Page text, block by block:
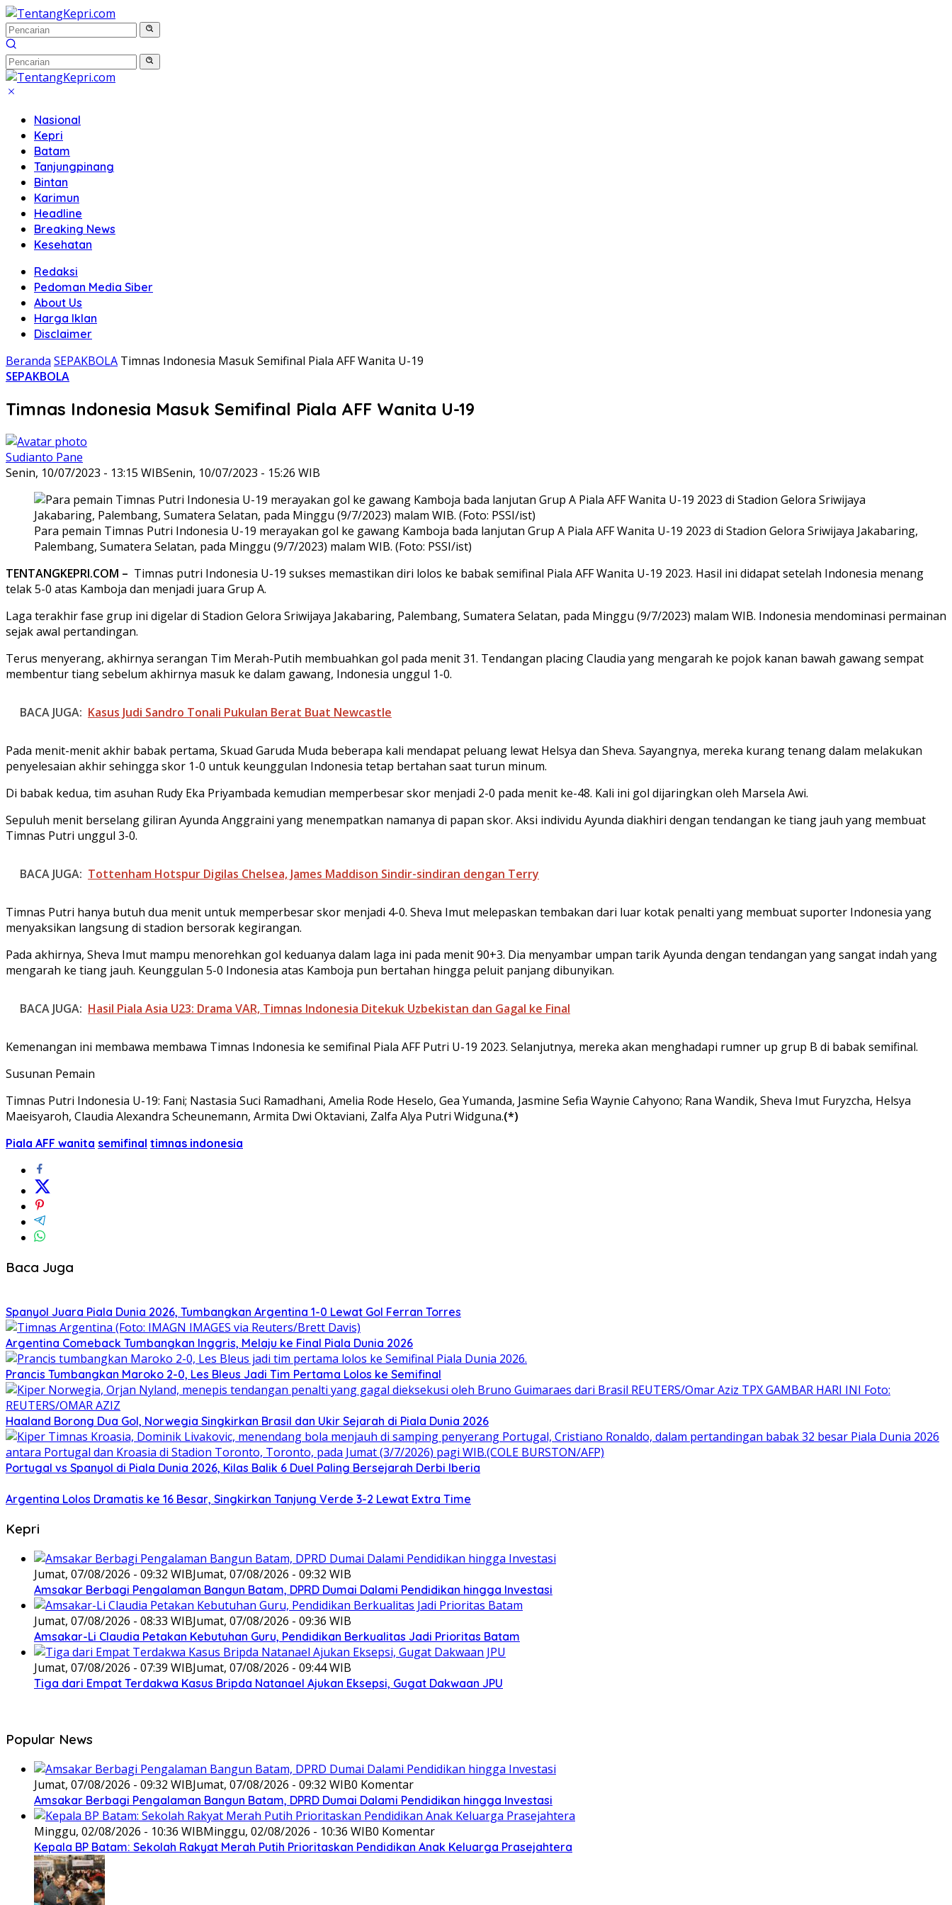
Langsung
ke
konten
Nasional
Kepri
Batam
Tanjungpinang
Bintan
Karimun
Headline
Breaking News
Kesehatan
Redaksi
Pedoman Media Siber
About Us
Harga Iklan
Disclaimer
Beranda SEPAKBOLA Timnas Indonesia Masuk Semifinal Piala AFF Wanita U-19
SEPAKBOLA
Timnas Indonesia Masuk Semifinal Piala AFF Wanita U-19
Sudianto Pane
Senin, 10/07/2023 - 13:15 WIBSenin, 10/07/2023 - 15:26 WIB
Para pemain Timnas Putri Indonesia U-19 merayakan gol ke gawang Kamboja bada lanjutan Grup A Piala AFF Wanita U-19 2023 di Stadion Gelora Sriwijaya Jakabaring,
Palembang, Sumatera Selatan, pada Minggu (9/7/2023) malam WIB. (Foto: PSSI/ist)
TENTANGKEPRI.COM – Timnas putri Indonesia U-19 sukses memastikan diri lolos ke babak semifinal Piala AFF Wanita U-19 2023. Hasil ini didapat setelah Indonesia menang
telak 5-0 atas Kamboja dan menjadi juara Grup A.
Laga terakhir fase grup ini digelar di Stadion Gelora Sriwijaya Jakabaring, Palembang, Sumatera Selatan, pada Minggu (9/7/2023) malam WIB. Indonesia mendominasi permainan
sejak awal pertandingan.
Terus menyerang, akhirnya serangan Tim Merah-Putih membuahkan gol pada menit 31. Tendangan placing Claudia yang mengarah ke pojok kanan bawah gawang sempat
membentur tiang sebelum akhirnya masuk ke dalam gawang, Indonesia unggul 1-0.
BACA JUGA: Kasus Judi Sandro Tonali Pukulan Berat Buat Newcastle
Pada menit-menit akhir babak pertama, Skuad Garuda Muda beberapa kali mendapat peluang lewat Helsya dan Sheva. Sayangnya, mereka kurang tenang dalam melakukan
penyelesaian akhir sehingga skor 1-0 untuk keunggulan Indonesia tetap bertahan saat turun minum.
Di babak kedua, tim asuhan Rudy Eka Priyambada kemudian memperbesar skor menjadi 2-0 pada menit ke-48. Kali ini gol dijaringkan oleh Marsela Awi.
Sepuluh menit berselang giliran Ayunda Anggraini yang menempatkan namanya di papan skor. Aksi individu Ayunda diakhiri dengan tendangan ke tiang jauh yang membuat
Timnas Putri unggul 3-0.
BACA JUGA: Tottenham Hotspur Digilas Chelsea, James Maddison Sindir-sindiran dengan Terry
Timnas Putri hanya butuh dua menit untuk memperbesar skor menjadi 4-0. Sheva Imut melepaskan tembakan dari luar kotak penalti yang membuat suporter Indonesia yang
menyaksikan langsung di stadion bersorak kegirangan.
Pada akhirnya, Sheva Imut mampu menorehkan gol keduanya dalam laga ini pada menit 90+3. Dia menyambar umpan tarik Ayunda dengan tendangan yang sangat indah yang
mengarah ke tiang jauh. Keunggulan 5-0 Indonesia atas Kamboja pun bertahan hingga peluit panjang dibunyikan.
BACA JUGA: Hasil Piala Asia U23: Drama VAR, Timnas Indonesia Ditekuk Uzbekistan dan Gagal ke Final
Kemenangan ini membawa membawa Timnas Indonesia ke semifinal Piala AFF Putri U-19 2023. Selanjutnya, mereka akan menghadapi rumner up grup B di babak semifinal.
Susunan Pemain
Timnas Putri Indonesia U-19: Fani; Nastasia Suci Ramadhani, Amelia Rode Heselo, Gea Yumanda, Jasmine Sefia Waynie Cahyono; Rana Wandik, Sheva Imut Furyzcha, Helsya
Maeisyaroh, Claudia Alexandra Scheunemann, Armita Dwi Oktaviani, Zalfa Alya Putri Widguna.(*)
Piala AFF wanita semifinal timnas indonesia
Baca Juga
Spanyol Juara Piala Dunia 2026, Tumbangkan Argentina 1-0 Lewat Gol Ferran Torres
Argentina Comeback Tumbangkan Inggris, Melaju ke Final Piala Dunia 2026
Prancis Tumbangkan Maroko 2-0, Les Bleus Jadi Tim Pertama Lolos ke Semifinal
Haaland Borong Dua Gol, Norwegia Singkirkan Brasil dan Ukir Sejarah di Piala Dunia 2026
Portugal vs Spanyol di Piala Dunia 2026, Kilas Balik 6 Duel Paling Bersejarah Derbi Iberia
Argentina Lolos Dramatis ke 16 Besar, Singkirkan Tanjung Verde 3-2 Lewat Extra Time
Kepri
Jumat, 07/08/2026 - 09:32 WIBJumat, 07/08/2026 - 09:32 WIB
Amsakar Berbagi Pengalaman Bangun Batam, DPRD Dumai Dalami Pendidikan hingga Investasi
Jumat, 07/08/2026 - 08:33 WIBJumat, 07/08/2026 - 09:36 WIB
Amsakar-Li Claudia Petakan Kebutuhan Guru, Pendidikan Berkualitas Jadi Prioritas Batam
Jumat, 07/08/2026 - 07:39 WIBJumat, 07/08/2026 - 09:44 WIB
Tiga dari Empat Terdakwa Kasus Bripda Natanael Ajukan Eksepsi, Gugat Dakwaan JPU
Popular News
Jumat, 07/08/2026 - 09:32 WIBJumat, 07/08/2026 - 09:32 WIB0 Komentar
Amsakar Berbagi Pengalaman Bangun Batam, DPRD Dumai Dalami Pendidikan hingga Investasi
Minggu, 02/08/2026 - 10:36 WIBMinggu, 02/08/2026 - 10:36 WIB0 Komentar
Kepala BP Batam: Sekolah Rakyat Merah Putih Prioritaskan Pendidikan Anak Keluarga Prasejahtera